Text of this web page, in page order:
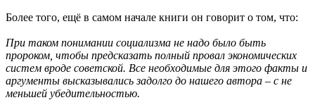
Более того, ещё в самом начале книги он говорит о том, что:
При таком понимании социализма не надо было быть
пророком, чтобы предсказать полный провал экономических
систем вроде советской. Все необходимые для этого факты и
аргументы высказывались задолго до нашего автора – с не
меньшей убедительностью.